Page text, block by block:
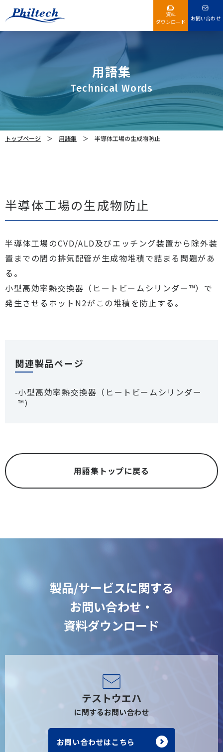
資料
ダウンロード
お問い合わせ
用語集
Technical Words
トップページ 用語集 半導体工場の生成物防止
半導体工場の生成物防止
半導体工場のCVD/ALD及びエッチング装置から除外装
置までの間の排気配管が生成物堆積で詰まる問題があ
る。
小型高効率熱交換器（ヒートビームシリンダー™）で
発生させるホットN2がこの堆積を防止する。
関連製品ページ
小型高効率熱交換器（ヒートビームシリンダー
™）
用語集トップに戻る
製品/サービスに関する
お問い合わせ・
資料ダウンロード
テストウエハ
に関するお問い合わせ
お問い合わせはこちら